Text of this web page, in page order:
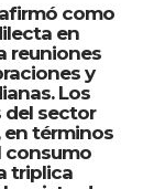
como
en
reuniones
y
Los
del sector
en términos
consumo
triplica